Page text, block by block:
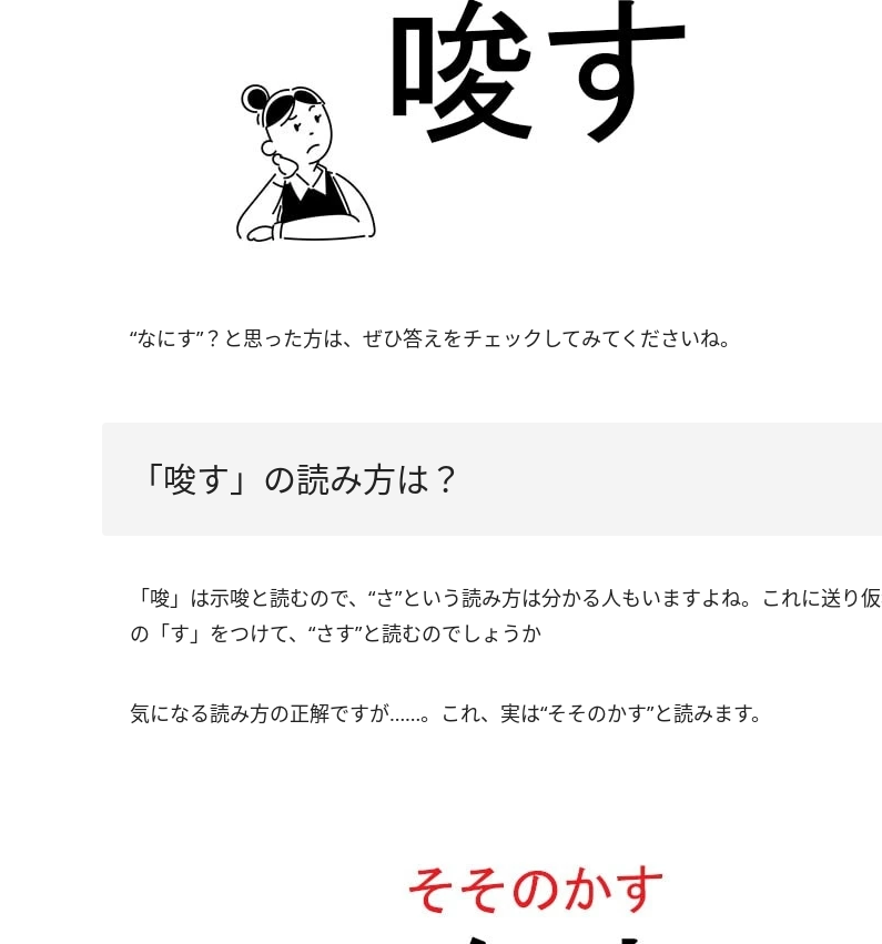
“なにす”？と思った方は、ぜひ答えをチェックしてみてくださいね。
「唆す」の読み方は？
「唆」は示唆と読むので、“さ”という読み方は分かる人もいますよね。これに送り
の「す」をつけて、“さす”と読むのでしょうか
気になる読み方の正解ですが……。これ、実は“そそのかす”と読みます。